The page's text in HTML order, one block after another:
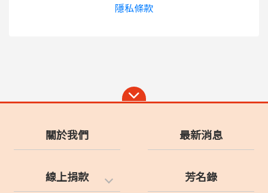
隱私條款
關於我們 最新消息
線上捐款 芳名錄